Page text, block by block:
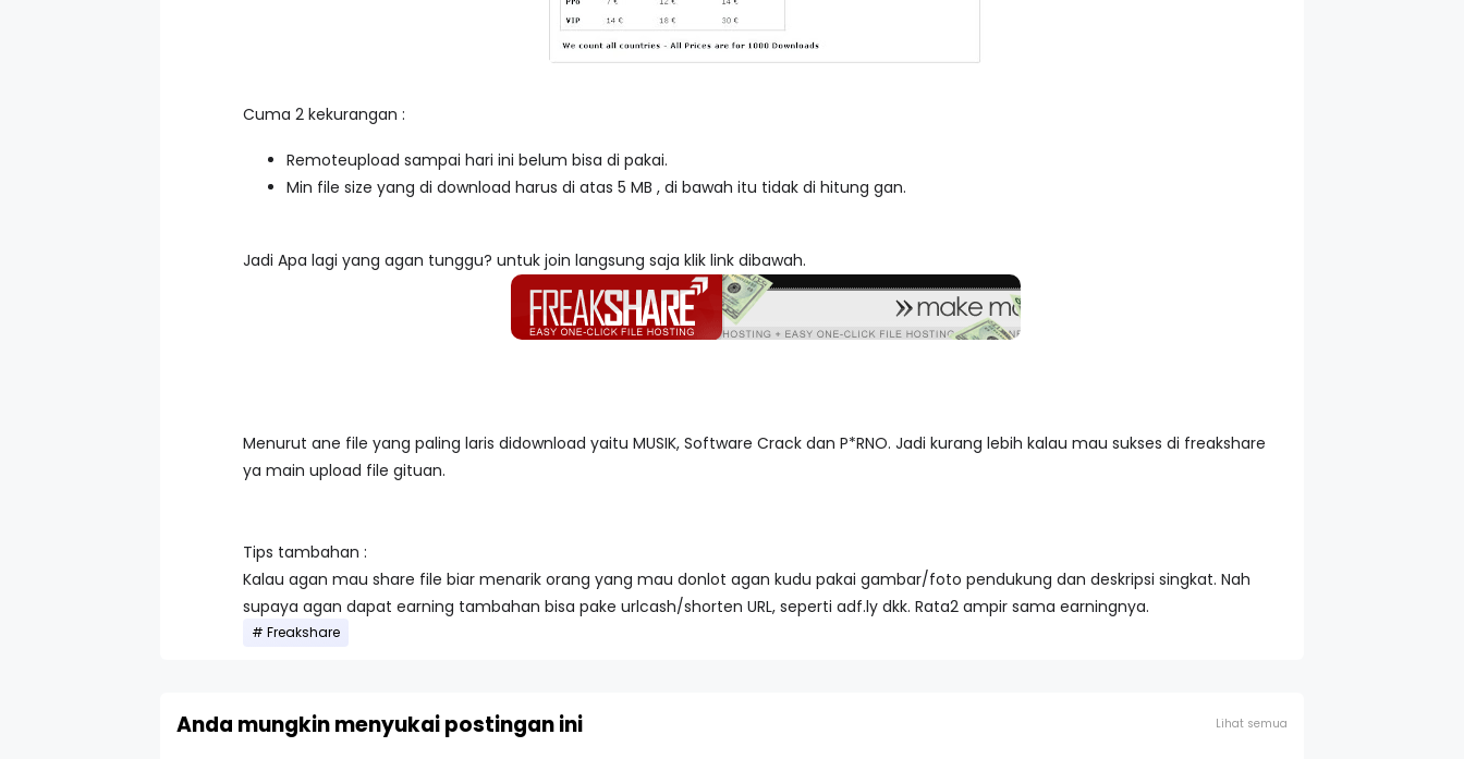
Cuma 2 kekurangan :
Remoteupload sampai hari ini belum bisa di pakai.
Min file size yang di download harus di atas 5 MB , di bawah itu tidak di hitung gan.
Jadi Apa lagi yang agan tunggu? untuk join langsung saja klik link dibawah.
Menurut ane file yang paling laris didownload yaitu MUSIK, Software Crack dan P*RNO. Jadi kurang lebih kalau mau sukses di freakshare
ya main upload file gituan.
Tips tambahan :
Kalau agan mau share file biar menarik orang yang mau donlot agan kudu pakai gambar/foto pendukung dan deskripsi singkat. Nah
supaya agan dapat earning tambahan bisa pake urlcash/shorten URL, seperti adf.ly dkk. Rata2 ampir sama earningnya.
Freakshare
Anda mungkin menyukai postingan ini Lihat semua